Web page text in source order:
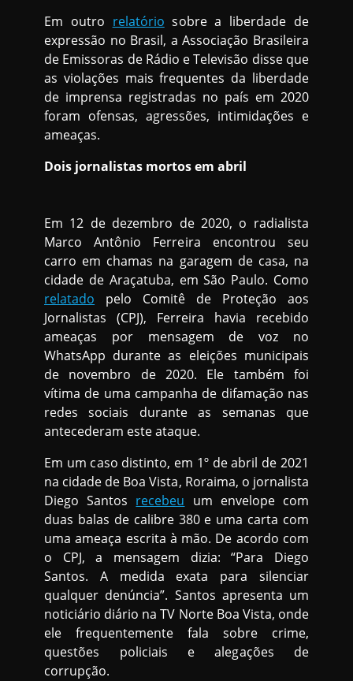
Em outro relatório sobre a liberdade de
expressão no Brasil, a Associação Brasileira
de Emissoras de Rádio e Televisão disse que
as violações mais frequentes da liberdade
de imprensa registradas no país em 2020
foram ofensas, agressões, intimidações e
ameaças.
Dois jornalistas mortos em abril
Em 12 de dezembro de 2020, o radialista
Marco Antônio Ferreira encontrou seu
carro em chamas na garagem de casa, na
cidade de Araçatuba, em São Paulo. Como
relatado pelo Comitê de Proteção aos
Jornalistas (CPJ), Ferreira havia recebido
ameaças por mensagem de voz no
WhatsApp durante as eleições municipais
de novembro de 2020. Ele também foi
vítima de uma campanha de difamação nas
redes sociais durante as semanas que
antecederam este ataque.
Em um caso distinto, em 1º de abril de 2021
na cidade de Boa Vista, Roraima, o jornalista
Diego Santos recebeu um envelope com
duas balas de calibre 380 e uma carta com
uma ameaça escrita à mão. De acordo com
o CPJ, a mensagem dizia: “Para Diego
Santos. A medida exata para silenciar
qualquer denúncia”. Santos apresenta um
noticiário diário na TV Norte Boa Vista, onde
ele frequentemente fala sobre crime,
questões policiais e alegações de
corrupção.